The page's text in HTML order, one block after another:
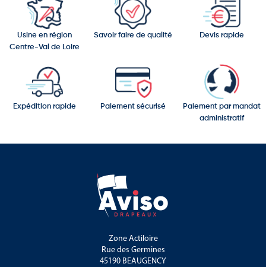
Usine en région
Centre-Val de Loire
Savoir faire de qualité Devis rapide
Expédition rapide Paiement sécurisé
Paiement par mandat
administratif
Zone Actiloire
Rue des Germines
45190 BEAUGENCY